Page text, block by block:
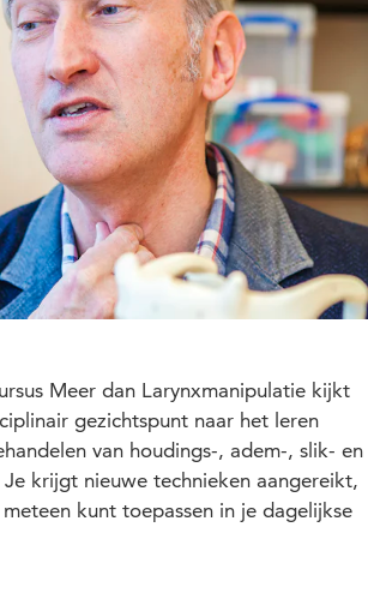
Meer dan Larynxmanipulatie kijkt
gezichtspunt naar het leren
van houdings-, adem-, slik- en
Je krijgt nieuwe technieken aangereikt,
kunt toepassen in je dagelijkse